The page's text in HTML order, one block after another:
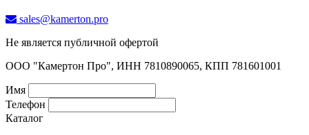
sales@kamerton.pro
Не является публичной офертой
ООО "Камертон Про", ИНН 7810890065, КПП 781601001
Имя
Телефон
Каталог